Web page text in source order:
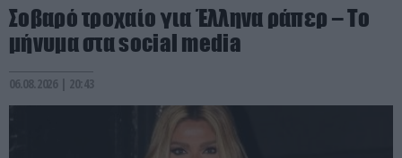
Σοβαρό τροχαίο για Έλληνα ράπερ – Το
μήνυμα στα social media
06.08.2026 | 20:43